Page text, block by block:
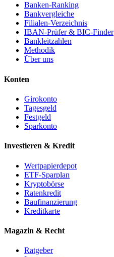
Banken-Ranking
Bankvergleiche
Filialen-Verzeichnis
IBAN-Prüfer & BIC-Finder
Bankleitzahlen
Methodik
Über uns
Konten
Girokonto
Tagesgeld
Festgeld
Sparkonto
Investieren & Kredit
Wertpapierdepot
ETF-Sparplan
Kryptobörse
Ratenkredit
Baufinanzierung
Kreditkarte
Magazin & Recht
Ratgeber